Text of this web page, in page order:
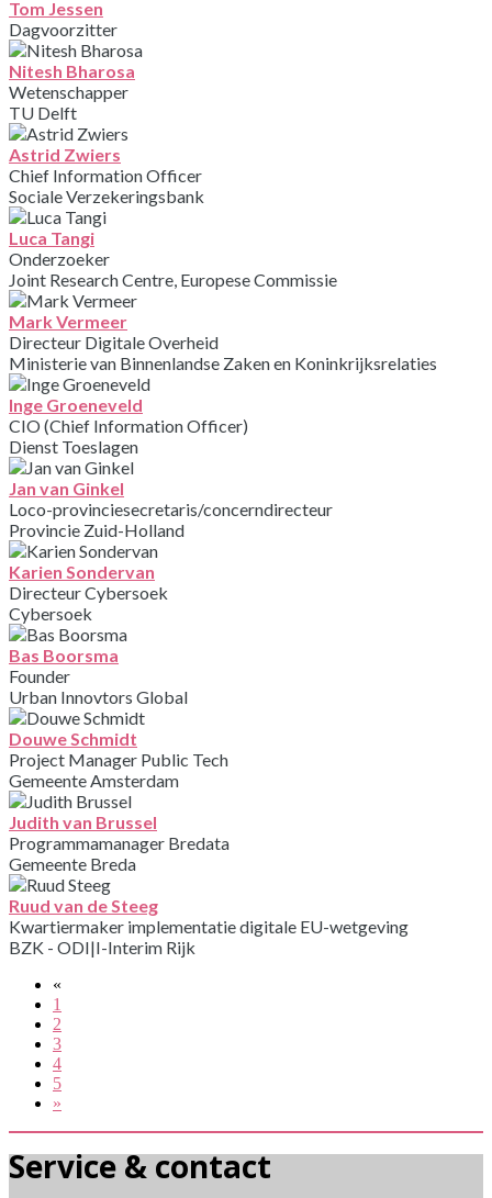
Tom Jessen
Dagvoorzitter
Nitesh Bharosa
Wetenschapper
TU Delft
Astrid Zwiers
Chief Information Officer
Sociale Verzekeringsbank
Luca Tangi
Onderzoeker
Joint Research Centre, Europese Commissie
Mark Vermeer
Directeur Digitale Overheid
Ministerie van Binnenlandse Zaken en Koninkrijksrelaties
Inge Groeneveld
CIO (Chief Information Officer)
Dienst Toeslagen
Jan van Ginkel
Loco-provinciesecretaris/concerndirecteur
Provincie Zuid-Holland
Karien Sondervan
Directeur Cybersoek
Cybersoek
Bas Boorsma
Founder
Urban Innovtors Global
Douwe Schmidt
Project Manager Public Tech
Gemeente Amsterdam
Judith van Brussel
Programmamanager Bredata
Gemeente Breda
Ruud van de Steeg
Kwartiermaker implementatie digitale EU-wetgeving
BZK - ODI|I-Interim Rijk
«
1
2
3
4
5
»
Service & contact